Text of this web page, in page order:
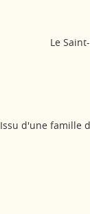
Le
Issu d'une famille